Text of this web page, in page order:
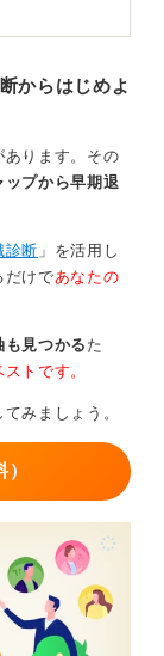
や雇用契約
年がある可
と契約社員
ります。
易度などの
りません。
どでボーナ
には、これ
が良く将来
ポイントに
からはじめよ
あります。その
ップから早期退
診断 」を活用し
だけであなたの
見つかる た
トです。
みましょう。